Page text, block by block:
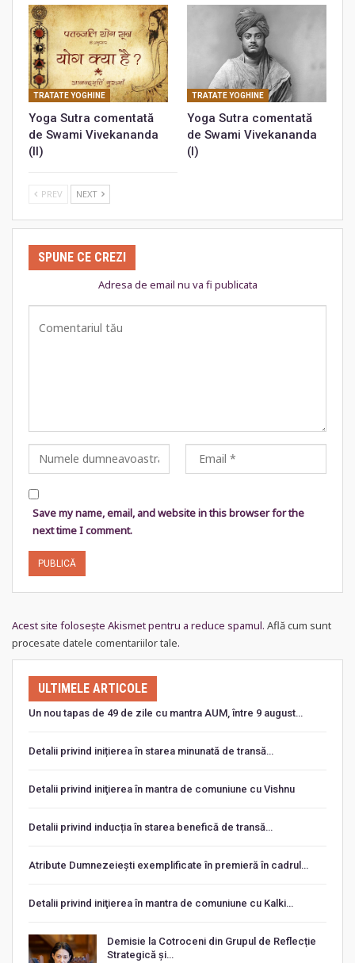
TRATATE YOGHINE
Yoga Sutra comentată
de Swami Vivekananda
(II)
TRATATE YOGHINE
Yoga Sutra comentată
de Swami Vivekananda
(I)
PREV NEXT
SPUNE CE CREZI
Adresa de email nu va fi publicata
Save my name, email, and website in this browser for the
next time I comment.
Acest site folosește Akismet pentru a reduce spamul. Află cum sunt
procesate datele comentariilor tale.
ULTIMELE ARTICOLE
Un nou tapas de 49 de zile cu mantra AUM, între 9 august…
Detalii privind inițierea în starea minunată de transă…
Detalii privind iniţierea în mantra de comuniune cu Vishnu
Detalii privind inducția în starea benefică de transă…
Atribute Dumnezeiești exemplificate în premieră în cadrul…
Detalii privind iniţierea în mantra de comuniune cu Kalki…
Demisie la Cotroceni din Grupul de Reflecție
Strategică și…